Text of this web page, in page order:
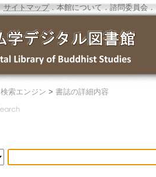
サイトマップ．本館について ． 諮問委員会 ．
検索エンジン > 書誌の詳細内容